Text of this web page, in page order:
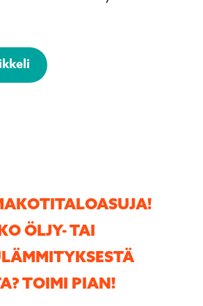
ÖLJY- TAI
TOIMI PIAN!